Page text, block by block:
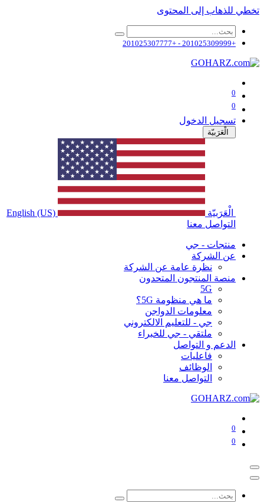
تخطي للذهاب إلى المحتوى
+201025309999 - +201025307777
0
0
تسجيل الدخول
الْعَرَبيّة
الْعَرَبيّة
English (US)
التواصل معنا
منتجات - جي
عن الشركة
نظرة عامة عن الشركة
منصة المنتجون المتحدون
5G
ما هي منظومة 5G؟
معلومات الدواجن
جي - للتعليم الالكتروني
ملتقي - جي للخبراء
الدعم و التواصل
فاعليات
الوظائف
التواصل معنا
0
0